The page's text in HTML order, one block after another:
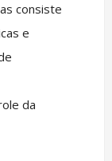
consiste
e
da